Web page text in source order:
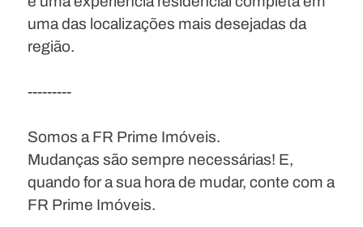
uma das localizações mais desejadas da
região.
---------
Somos a FR Prime Imóveis.
Mudanças são sempre necessárias! E,
quando for a sua hora de mudar, conte com a
FR Prime Imóveis.